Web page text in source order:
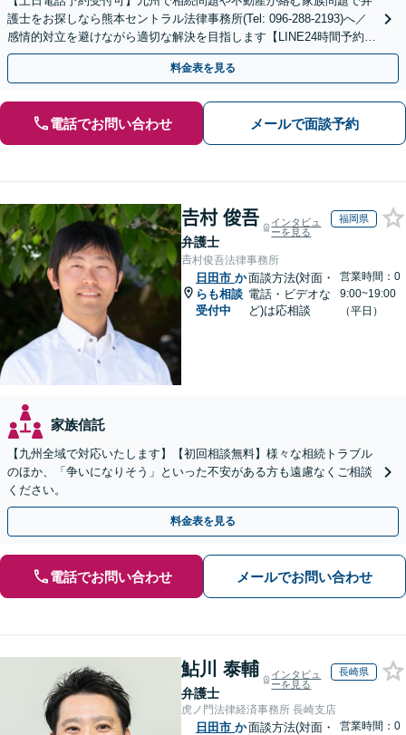
護士をお探しなら熊本セントラル法律事務所(Tel: 096-288-2193)へ／
感情的対立を避けながら適切な解決を目指します【LINE24時間予約受
付可】【休日・夜間相談可】
料金表を見る
電話でお問い合わせ メールで面談予約
𠮷村 俊吾
弁護士
インタビュ
ーを見る
福岡県
𠮷村俊吾法律事務所
日田市 か
らも相談
受付中
面談方法(対面・
電話・ビデオな
ど)は応相談
営業時間：0
9:00~19:00
（平日）
家族信託
【九州全域で対応いたします】【初回相談無料】様々な相続トラブル
のほか、「争いになりそう」といった不安がある方も遠慮なくご相談
ください。
料金表を見る
電話でお問い合わせ メールでお問い合わせ
鮎川 泰輔
弁護士
インタビュ
ーを見る
長崎県
虎ノ門法律経済事務所 長崎支店
日田市 か面談方法(対面・
営業時間：0